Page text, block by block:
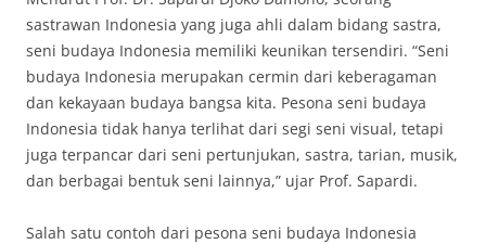
sastrawan Indonesia yang juga ahli dalam bidang sastra,
seni budaya Indonesia memiliki keunikan tersendiri. “Seni
budaya Indonesia merupakan cermin dari keberagaman
dan kekayaan budaya bangsa kita. Pesona seni budaya
Indonesia tidak hanya terlihat dari segi seni visual, tetapi
juga terpancar dari seni pertunjukan, sastra, tarian, musik,
dan berbagai bentuk seni lainnya,” ujar Prof. Sapardi.
Salah satu contoh dari pesona seni budaya Indonesia